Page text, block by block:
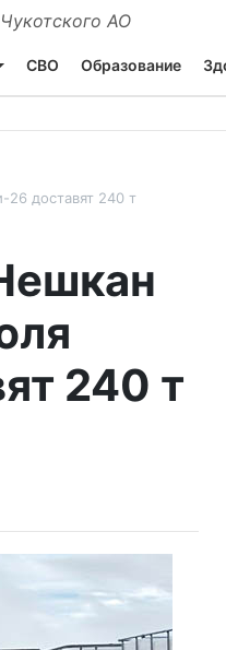
АО
СВО Образование
доставят 240 т
240 т